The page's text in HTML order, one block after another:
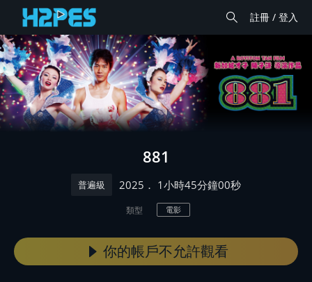
註冊 / 登入
881
普遍級 2025 ． 1小時45分鐘00秒
類型 電影
你的帳戶不允許觀看